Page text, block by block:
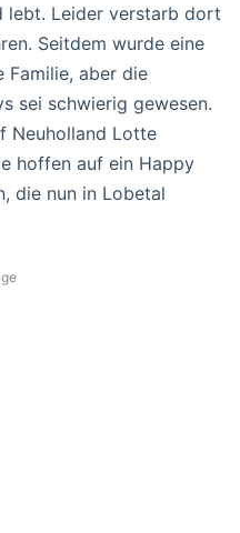
lebt. Leider verstarb dort
Seitdem wurde eine
Familie, aber die
sei schwierig gewesen.
Neuholland Lotte
hoffen auf ein Happy
die nun in Lobetal